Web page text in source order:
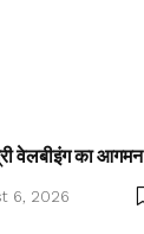
वेलबीइंग का आगमन
6, 2026